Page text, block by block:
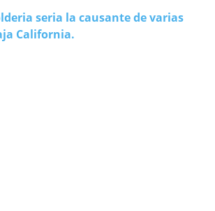
seria la causante de varias
California.